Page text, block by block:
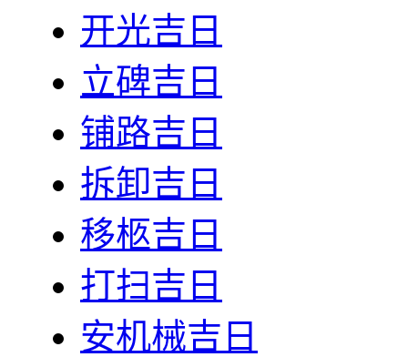
开光吉日
立碑吉日
铺路吉日
拆卸吉日
移柩吉日
打扫吉日
安机械吉日